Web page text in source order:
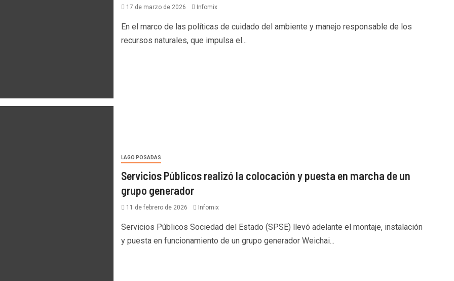
17 de marzo de 2026 Infomix
En el marco de las políticas de cuidado del ambiente y manejo responsable de los
recursos naturales, que impulsa el...
LAGO POSADAS
Servicios Públicos realizó la colocación y puesta en marcha de un
grupo generador
11 de febrero de 2026 Infomix
Servicios Públicos Sociedad del Estado (SPSE) llevó adelante el montaje, instalación
y puesta en funcionamiento de un grupo generador Weichai...